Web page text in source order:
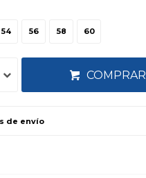
54 56 58 60
COMPRAR
de envío